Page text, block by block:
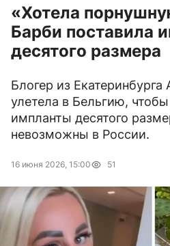
«Хотела
Барби поставила
десятого размера
Блогер из
улетела в Бельгию, чтобы
импланты десятого
невозможны в России.
16 июня 2026, 15:00 51